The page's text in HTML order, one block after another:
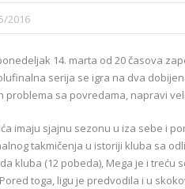
2016
14. marta od 20 časova
serija se igra na dva
problema sa povredama, napravi
imaju sjajnu sezonu u iza sebe i
takmičenja u istoriji kluba sa
kluba (12 pobeda), Mega je i treću
toga, ligu je predvodila i u